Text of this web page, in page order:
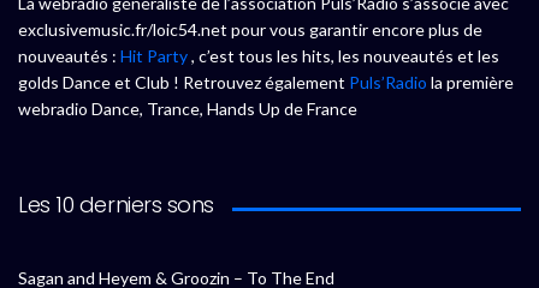
exclusivemusic.fr/loic54.net pour vous garantir encore plus de
nouveautés : Hit Party, c’est tous les hits, les nouveautés et les
golds Dance et Club ! Retrouvez également Puls’Radio la première
webradio Dance, Trance, Hands Up de France
Les 10 derniers sons
Sagan and Heyem & Groozin – To The End